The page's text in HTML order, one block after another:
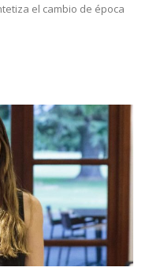
el cambio de época